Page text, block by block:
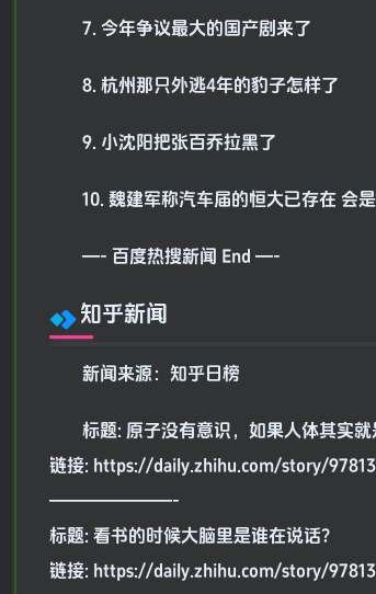
7. 今年争议最大的国产剧来了
8. 杭州那只外逃4年的豹子怎样了
9. 小沈阳把张百乔拉黑了
10. 魏建军称汽车届的恒大已存在 会
—- 百度热搜新闻 End —-
知乎新闻
新闻来源：知乎日榜
标题: 原子没有意识，如果人体其实
链接: https://daily.zhihu.com/story/
———————-
标题: 看书的时候大脑里是谁在说话?
链接: https://daily.zhihu.com/story/